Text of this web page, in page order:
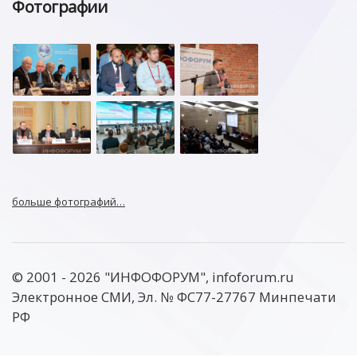
Фотографии
больше фотографий…
© 2001 - 2026 "ИНФОФОРУМ", infoforum.ru
Электронное СМИ, Эл. № ФС77-27767 Минпечати
РФ